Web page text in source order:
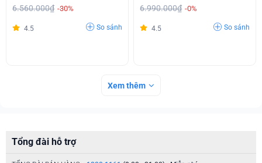
6.560.000₫ -30%
4.5 So sánh
6.990.000₫ -0%
4.5 So sánh
Xem thêm
Tổng đài hỗ trợ